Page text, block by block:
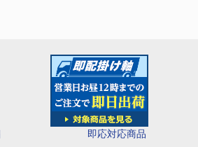
即応対応商品